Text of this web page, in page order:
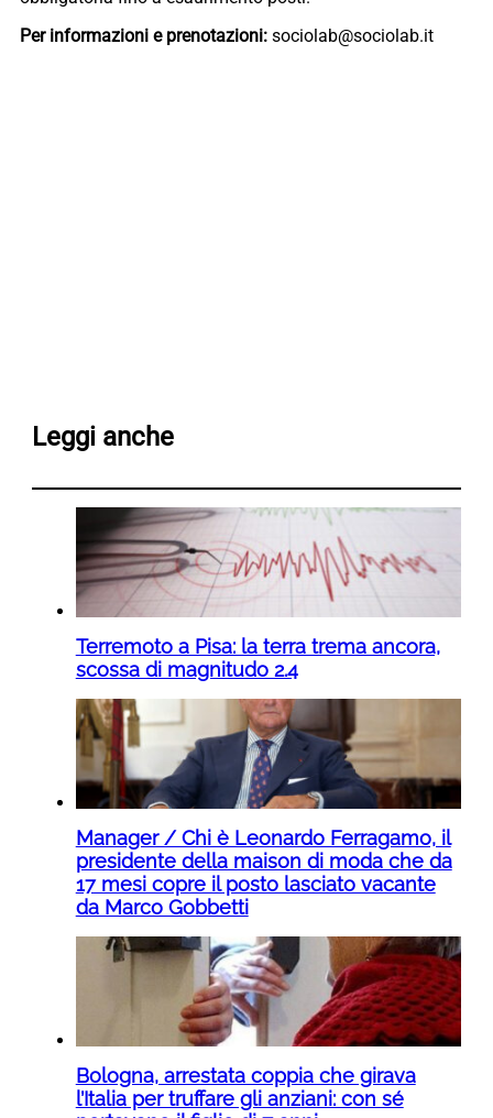
Per informazioni e prenotazioni: sociolab@sociolab.it
Leggi anche
Terremoto a Pisa: la terra trema ancora,
scossa di magnitudo 2.4
Manager / Chi è Leonardo Ferragamo, il
presidente della maison di moda che da
17 mesi copre il posto lasciato vacante
da Marco Gobbetti
Bologna, arrestata coppia che girava
l’Italia per truffare gli anziani: con sé